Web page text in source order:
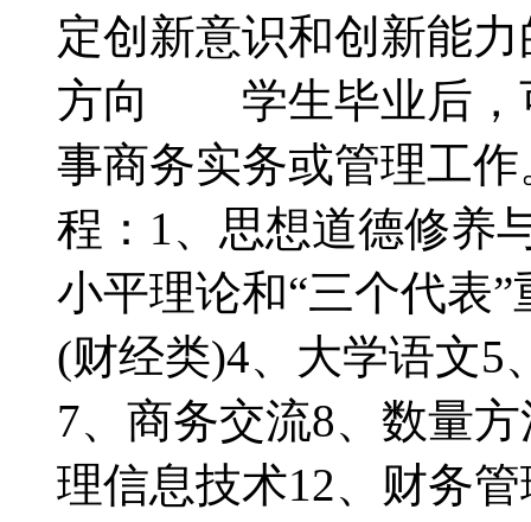
定创新意识和创新能
方向 学生毕业后，
事商务实务或管理
程：1、思想道德修养
小平理论和“三个代表
(财经类)4、大学语文5
7、商务交流8、数量
理信息技术12、财务